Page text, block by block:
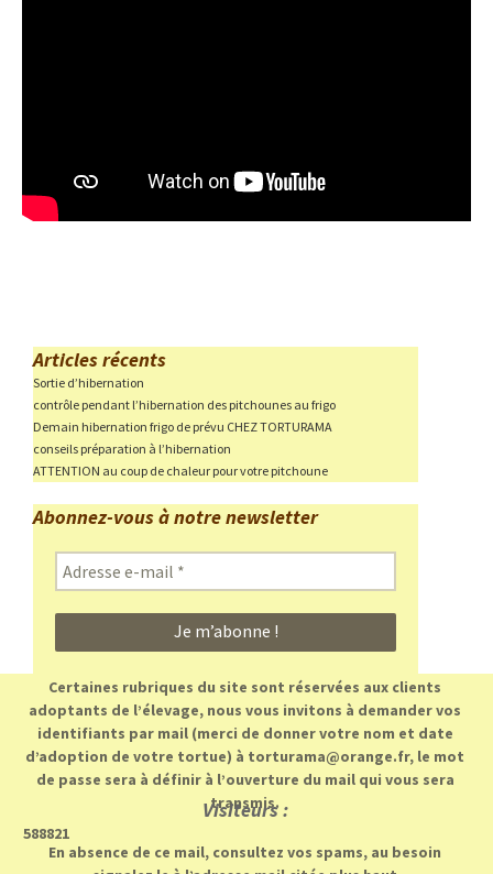
Articles récents
Sortie d’hibernation
contrôle pendant l’hibernation des pitchounes au frigo
Demain hibernation frigo de prévu CHEZ TORTURAMA
conseils préparation à l’hibernation
ATTENTION au coup de chaleur pour votre pitchoune
Abonnez-vous à notre newsletter
Adresse
e-
mail
Certaines rubriques du site sont réservées aux clients
adoptants de l’élevage, nous vous invitons à demander vos
identifiants par mail (merci de donner votre nom et date
d’adoption de votre tortue) à torturama@orange.fr, le mot
de passe sera à définir à l’ouverture du mail qui vous sera
transmis.
En absence de ce mail, consultez vos spams, au besoin
Visiteurs :
588821